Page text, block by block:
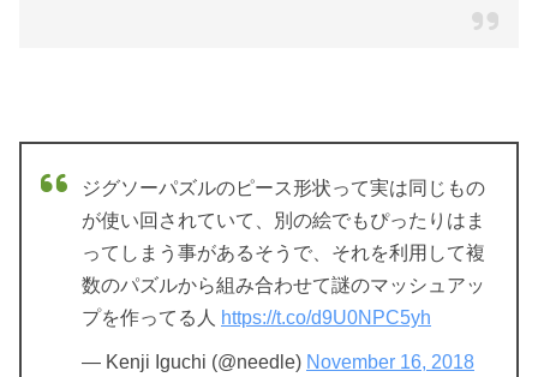
ジグソーパズルのピース形状って実は同じもの
が使い回されていて、別の絵でもぴったりはま
ってしまう事があるそうで、それを利用して複
数のパズルから組み合わせて謎のマッシュアッ
プを作ってる人 https://t.co/d9U0NPC5yh
— Kenji Iguchi (@needle) November 16, 2018